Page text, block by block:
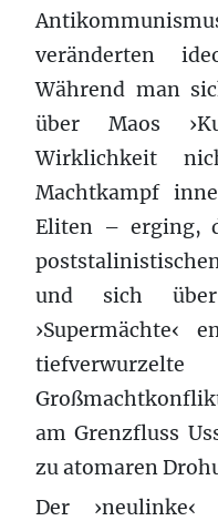
veränderten
Während man
über Maos
Wirklichkeit
Machtkampf
Eliten – erging,
und sich
›Supermächte‹
am Grenzfluss
zu atomaren
Der ›neulinke‹